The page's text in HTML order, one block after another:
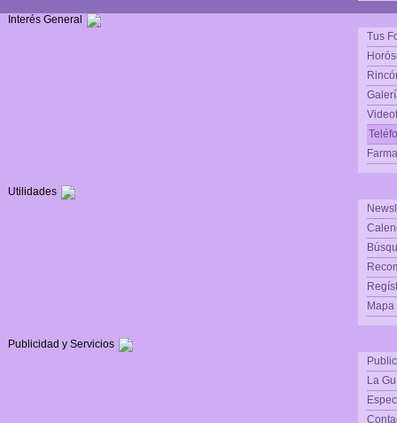
Interés General
Tus
Utilidades
Publicidad y Servicios
La